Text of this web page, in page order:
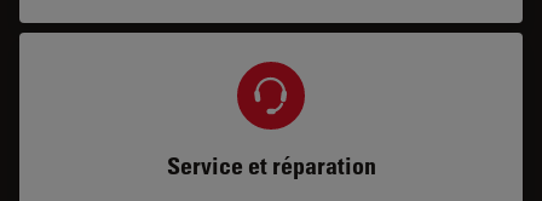
Service et réparation